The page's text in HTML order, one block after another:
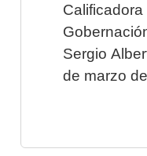
Sergio
de marzo